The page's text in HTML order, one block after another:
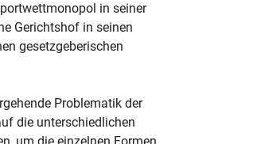
in seiner
Gerichtshof in seinen
gesetzgeberischen
Problematik der
die unterschiedlichen